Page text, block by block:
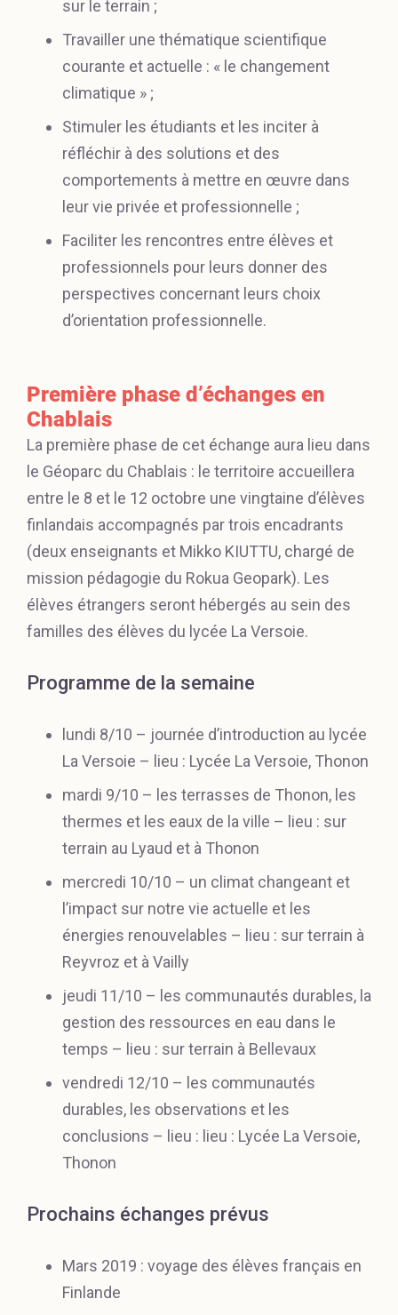
sur le terrain ;
Travailler une thématique scientifique
courante et actuelle : « le changement
climatique » ;
Stimuler les étudiants et les inciter à
réfléchir à des solutions et des
comportements à mettre en œuvre dans
leur vie privée et professionnelle ;
Faciliter les rencontres entre élèves et
professionnels pour leurs donner des
perspectives concernant leurs choix
d’orientation professionnelle.
Première phase d’échanges en
Chablais
La première phase de cet échange aura lieu dans
le Géoparc du Chablais : le territoire accueillera
entre le 8 et le 12 octobre une vingtaine d’élèves
finlandais accompagnés par trois encadrants
(deux enseignants et Mikko KIUTTU, chargé de
mission pédagogie du Rokua Geopark). Les
élèves étrangers seront hébergés au sein des
familles des élèves du lycée La Versoie.
Programme de la semaine
lundi 8/10 – journée d’introduction au lycée
La Versoie – lieu : Lycée La Versoie, Thonon
mardi 9/10 – les terrasses de Thonon, les
thermes et les eaux de la ville – lieu : sur
terrain au Lyaud et à Thonon
mercredi 10/10 – un climat changeant et
l’impact sur notre vie actuelle et les
énergies renouvelables – lieu : sur terrain à
Reyvroz et à Vailly
jeudi 11/10 – les communautés durables, la
gestion des ressources en eau dans le
temps – lieu : sur terrain à Bellevaux
vendredi 12/10 – les communautés
durables, les observations et les
conclusions – lieu : lieu : Lycée La Versoie,
Thonon
Prochains échanges prévus
Mars 2019 : voyage des élèves français en
Finlande